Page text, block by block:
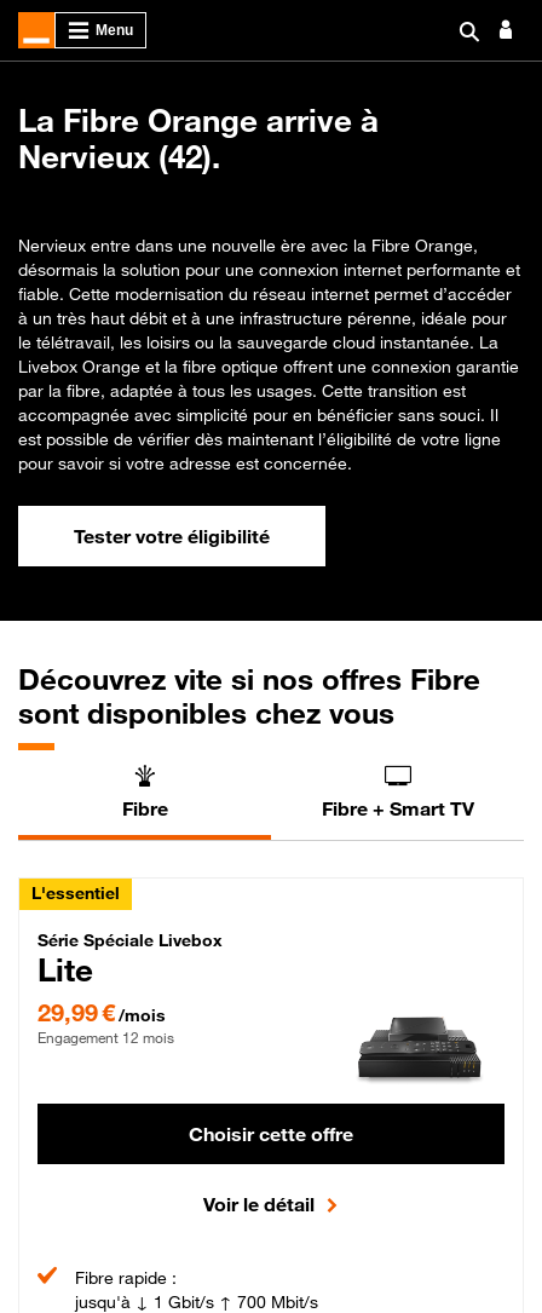
La Fibre Orange arrive à
Nervieux (42).
Nervieux entre dans une nouvelle ère avec la Fibre Orange,
désormais la solution pour une connexion internet performante et
fiable. Cette modernisation du réseau internet permet d’accéder
à un très haut débit et à une infrastructure pérenne, idéale pour
le télétravail, les loisirs ou la sauvegarde cloud instantanée. La
Livebox Orange et la fibre optique offrent une connexion garantie
par la fibre, adaptée à tous les usages. Cette transition est
accompagnée avec simplicité pour en bénéficier sans souci. Il
est possible de vérifier dès maintenant l’éligibilité de votre ligne
pour savoir si votre adresse est concernée.
Tester votre éligibilité
Découvrez vite si nos offres Fibre
sont disponibles chez vous
Fibre Fibre + Smart TV
L'essentiel
Série Spéciale Livebox Lite Fibre
Série Spéciale Livebox
Lite
29,99 €/mois
Engagement 12 mois
Choisir cette offre
Voir le détail
Fibre rapide :
jusqu'à ↓ 1 Gbit/s ↑ 700 Mbit/s